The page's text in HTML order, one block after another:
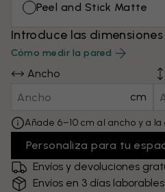
Peel and Stick Matte
Introduce las dimensiones
Cómo medir la pared
Ancho
cm
Añade 6–10 cm al ancho y a
Personaliza para tu
Envíos y devoluciones
Envíos en 3 días laborables